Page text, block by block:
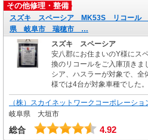
その他修理・整備
スズキ スペーシア MK53S リコール
県 岐阜市 瑞穂市 …
スズキ スペーシア
安八郡にお住まいのY様にス
換のリコールをご入庫頂きま
シア、ハスラーが対象で、
様では4台が対象車種でした。
（株）スカイネットワークコーポレーショ
岐阜県 大垣市
総合 4.92